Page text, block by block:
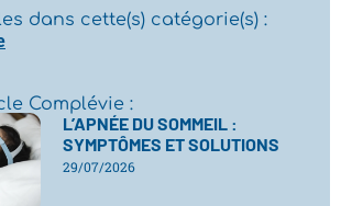
dans cette(s) catégorie(s) :
Complévie :
L’APNÉE DU SOMMEIL :
SYMPTÔMES ET SOLUTIONS
29/07/2026